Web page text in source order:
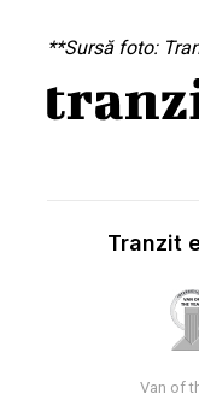
**Sursă foto:
Tranzit
Van of